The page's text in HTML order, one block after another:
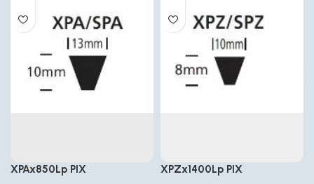
XPAx850Lp PIX XPZx1400Lp PIX